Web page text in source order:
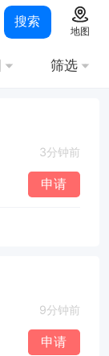
搜索
地图
筛选
3分钟前
申请
9分钟前
申请